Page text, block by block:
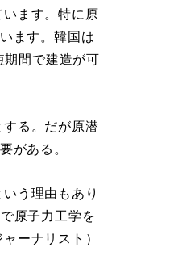
ます。特に原
ます。韓国は
間で建造が可
る。だが原潜
がある。
う理由もあり
原子力工学を
ーナリスト）